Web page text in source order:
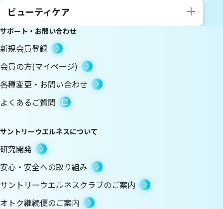
ビューティケア
サポート・お問い合わせ
新規会員登録
会員の方(マイページ)
各種変更・お問い合わせ
よくあるご質問
サントリーウエルネスについて
研究開発
安心・安全への取り組み
サントリーウエルネスクラブのご案内
オトク継続便のご案内